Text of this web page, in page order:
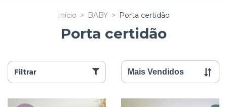
Início > BABY > Porta certidão
Porta certidão
Filtrar